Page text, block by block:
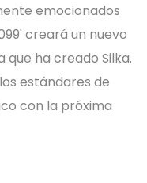
emocionados
creará un nuevo
ha creado Silka.
estándares de
con la próxima